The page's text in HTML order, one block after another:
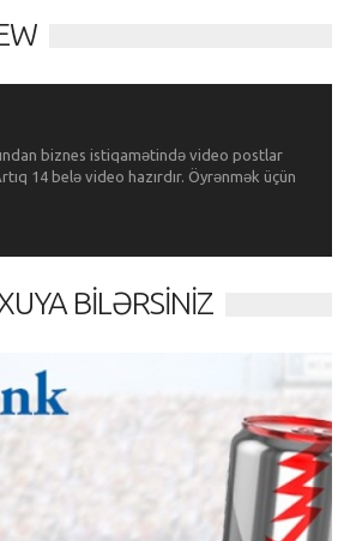
biznes istiqamətində video postlar
14 belə video hazırdır. Öyrənmək üçün
BILƏRSINIZ